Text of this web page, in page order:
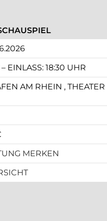
Jahr (4 stellig),
EINLASS: 18:30 UHR
AM RHEIN , THEATER
MERKEN